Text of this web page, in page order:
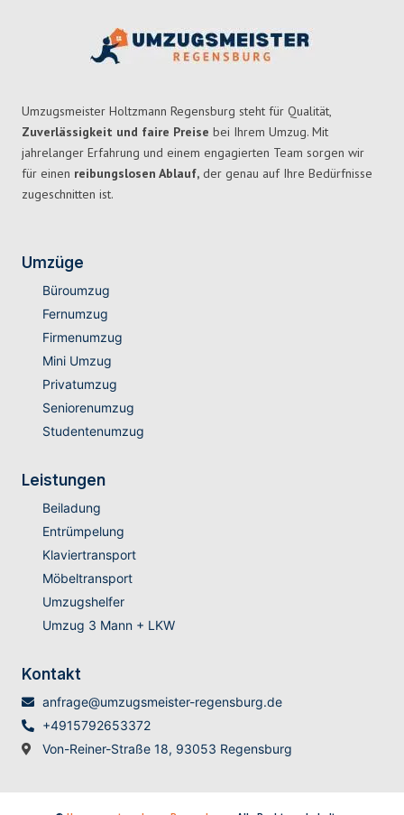
Umzugsmeister Holtzmann Regensburg steht für Qualität,
Zuverlässigkeit und faire Preise bei Ihrem Umzug. Mit
jahrelanger Erfahrung und einem engagierten Team sorgen wir
für einen reibungslosen Ablauf, der genau auf Ihre Bedürfnisse
zugeschnitten ist.
Umzüge
Büroumzug
Fernumzug
Firmenumzug
Mini Umzug
Privatumzug
Seniorenumzug
Studentenumzug
Leistungen
Beiladung
Entrümpelung
Klaviertransport
Möbeltransport
Umzugshelfer
Umzug 3 Mann + LKW
Kontakt
anfrage@umzugsmeister-regensburg.de
+4915792653372
Von-Reiner-Straße 18, 93053 Regensburg